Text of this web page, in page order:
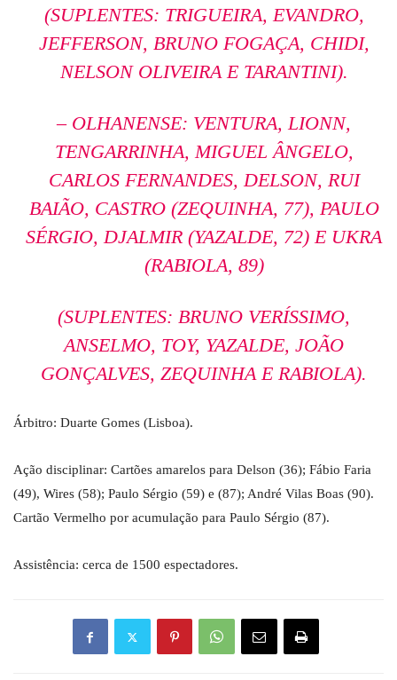
(SUPLENTES: TRIGUEIRA, EVANDRO,
JEFFERSON, BRUNO FOGAÇA, CHIDI,
NELSON OLIVEIRA E TARANTINI).
– OLHANENSE: VENTURA, LIONN,
TENGARRINHA, MIGUEL ÂNGELO,
CARLOS FERNANDES, DELSON, RUI
BAIÃO, CASTRO (ZEQUINHA, 77), PAULO
SÉRGIO, DJALMIR (YAZALDE, 72) E UKRA
(RABIOLA, 89)
(SUPLENTES: BRUNO VERÍSSIMO,
ANSELMO, TOY, YAZALDE, JOÃO
GONÇALVES, ZEQUINHA E RABIOLA).
Árbitro: Duarte Gomes (Lisboa).
Ação disciplinar: Cartões amarelos para Delson (36); Fábio Faria
(49), Wires (58); Paulo Sérgio (59) e (87); André Vilas Boas (90).
Cartão Vermelho por acumulação para Paulo Sérgio (87).
Assistência: cerca de 1500 espectadores.